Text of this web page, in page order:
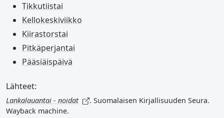
Tikkutiistai
Kellokeskiviikko
Kiirastorstai
Pitkäperjantai
Pääsiäispäivä
Lähteet:
Lankalauantai - noidat
. Suomalaisen Kirjallisuuden Seura.
Wayback machine.